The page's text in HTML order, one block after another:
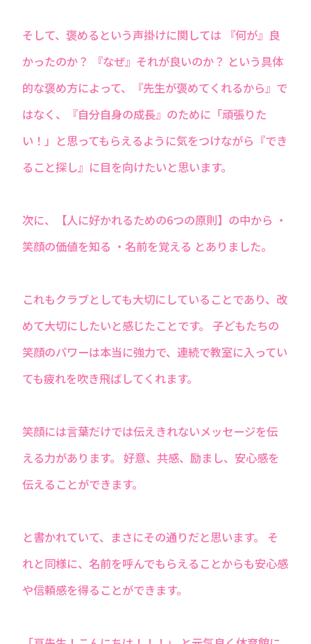
そして、褒めるという声掛けに関しては 『何が』良
かったのか？ 『なぜ』それが良いのか？ という具体
的な褒め方によって、『先生が褒めてくれるから』で
はなく、『自分自身の成長』のために「頑張りた
い！」と思ってもらえるように気をつけながら『でき
ること探し』に目を向けたいと思います。
次に、【人に好かれるための6つの原則】の中から ・
笑顔の価値を知る ・名前を覚える とありました。
これもクラブとしても大切にしていることであり、改
めて大切にしたいと感じたことです。 子どもたちの
笑顔のパワーは本当に強力で、連続で教室に入ってい
ても疲れを吹き飛ばしてくれます。
笑顔には言葉だけでは伝えきれないメッセージを伝
える力があります。 好意、共感、励まし、安心感を
伝えることができます。
と書かれていて、まさにその通りだと思います。 そ
れと同様に、名前を呼んでもらえることからも安心感
や信頼感を得ることができます。